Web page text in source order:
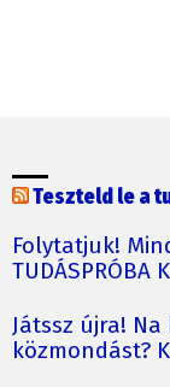
Teszteld le a
Folytatjuk!
TUDÁSPRÓBA
Játssz újra!
közmondást?